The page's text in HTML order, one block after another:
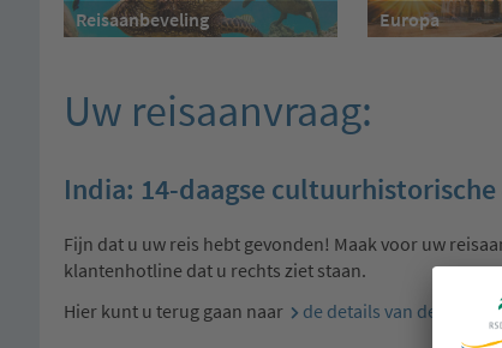
Reisaanbeveling Europa
Uw reisaanvraag:
India: 14-daagse
Fijn dat u uw reis hebt gevonden! Maak voor uw
klantenhotline dat u rechts ziet staan.
Hier kunt u terug gaan naar
de details van de reis